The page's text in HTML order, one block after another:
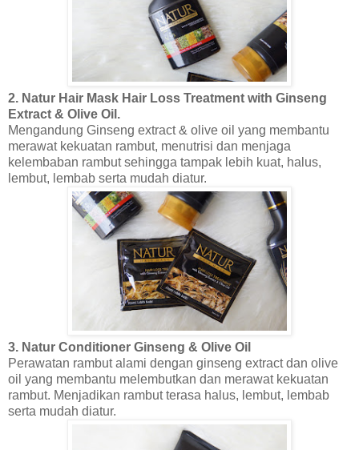
2. Natur Hair Mask Hair Loss Treatment with Ginseng
Extract & Olive Oil.
Mengandung Ginseng extract & olive oil yang membantu
merawat kekuatan rambut, menutrisi dan menjaga
kelembaban rambut sehingga tampak lebih kuat, halus,
lembut, lembab serta mudah diatur.
3. Natur Conditioner Ginseng & Olive Oil
Perawatan rambut alami dengan ginseng extract dan olive
oil yang membantu melembutkan dan merawat kekuatan
rambut. Menjadikan rambut terasa halus, lembut, lembab
serta mudah diatur.